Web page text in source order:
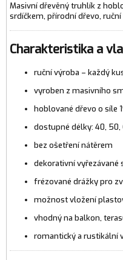
Masivní dřevěný truhlík z
srdíčkem, přírodní dřevo, ruční
Charakteristika a
ruční výroba – každý
vyroben z masivního
hoblované dřevo o síle
dostupné délky: 40, 50,
bez ošetření nátěrem
dekorativní vyřezávané
frézované drážky pro
možnost vložení
vhodný na balkon,
romantický a rustikální